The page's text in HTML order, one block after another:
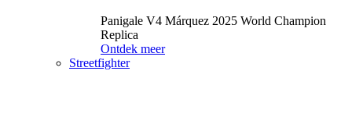
Panigale V4 Márquez 2025 World Champion
Replica
Ontdek meer
Streetfighter